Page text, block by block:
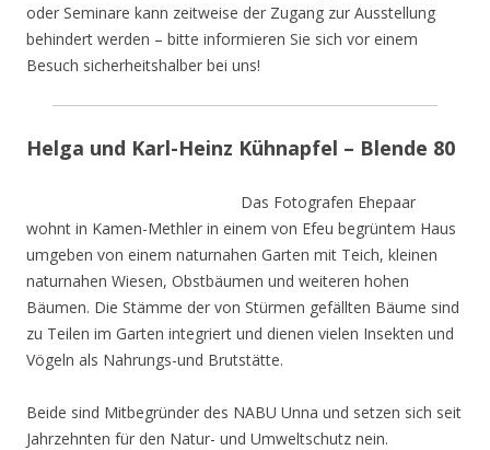
oder Seminare kann zeitweise der Zugang zur Ausstellung
behindert werden – bitte informieren Sie sich vor einem
Besuch sicherheitshalber bei uns!
Helga und Karl-Heinz Kühnapfel – Blende 80
Das Fotografen Ehepaar
wohnt in Kamen-Methler in einem von Efeu begrüntem Haus
umgeben von einem naturnahen Garten mit Teich, kleinen
naturnahen Wiesen, Obstbäumen und weiteren hohen
Bäumen. Die Stämme der von Stürmen gefällten Bäume sind
zu Teilen im Garten integriert und dienen vielen Insekten und
Vögeln als Nahrungs-und Brutstätte.
Beide sind Mitbegründer des NABU Unna und setzen sich seit
Jahrzehnten für den Natur- und Umweltschutz nein.